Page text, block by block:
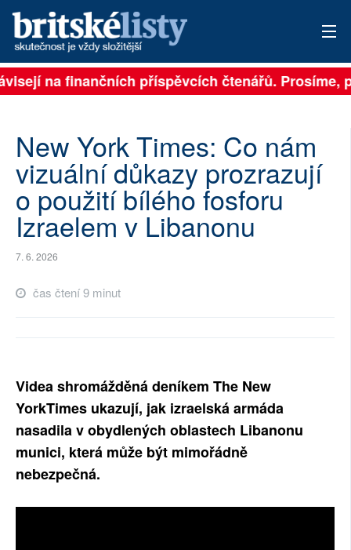
PŘIHLÁSIT
ARCHIV
ROZHOVORY
TÉMATA
NEJČTENĚJŠÍ ZA 7 DNÍ
AUTOŘI
RUBRIKY
PLNÁ VERZE STRÁNEK
na finančních příspěvcích čtenářů. Prosíme,
New York Times: Co nám
vizuální důkazy prozrazují
o použití bílého fosforu
Izraelem v Libanonu
7. 6. 2026
čas čtení 9 minut
Videa shromážděná deníkem The New
YorkTimes ukazují, jak izraelská armáda
nasadila v obydlených oblastech Libanonu
munici, která může být mimořádně
nebezpečná.